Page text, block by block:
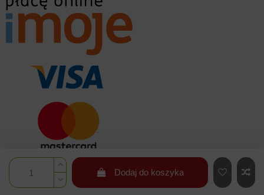
Dodaj do koszyka